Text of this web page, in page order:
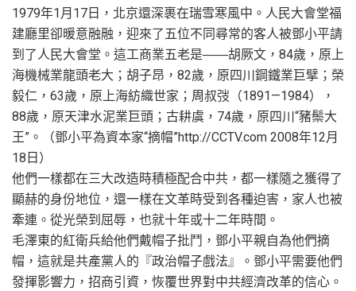
1979年1月17日，北京還深裹在瑞雪寒風中。人民大會堂福
建廳里卻暖意融融，迎來了五位不同尋常的客人被鄧小平請
到了人民大會堂。這工商業五老是――胡厥文，84歲，原上
海機械業龍頭老大；胡子昂，82歲，原四川鋼鐵業巨擘；榮
毅仁，63歲，原上海紡織世家；周叔弢（1891—1984），
88歲，原天津水泥業巨頭；古耕虞，74歲，原四川“豬鬃大
王”。（鄧小平為資本家“摘帽”http://CCTV.com 2008年12月
18日）
他們一樣都在三大改造時積極配合中共，都一樣隨之獲得了
顯赫的身份地位，還一樣在文革時受到各種迫害，家人也被
牽連。從光榮到屈辱，也就十年或十二年時間。
毛澤東的紅衛兵給他們戴帽子批鬥，鄧小平親自為他們摘
帽，這就是共產黨人的『政治帽子戲法』。鄧小平需要他們
發揮影響力，招商引資，恢覆世界對中共經濟改革的信心。